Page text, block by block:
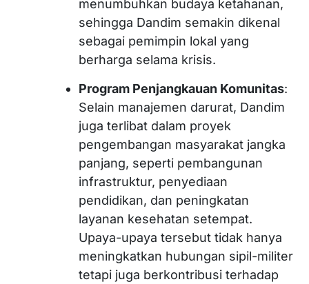
menumbuhkan budaya ketahanan,
sehingga Dandim semakin dikenal
sebagai pemimpin lokal yang
berharga selama krisis.
Program Penjangkauan Komunitas:
Selain manajemen darurat, Dandim
juga terlibat dalam proyek
pengembangan masyarakat jangka
panjang, seperti pembangunan
infrastruktur, penyediaan
pendidikan, dan peningkatan
layanan kesehatan setempat.
Upaya-upaya tersebut tidak hanya
meningkatkan hubungan sipil-militer
tetapi juga berkontribusi terhadap